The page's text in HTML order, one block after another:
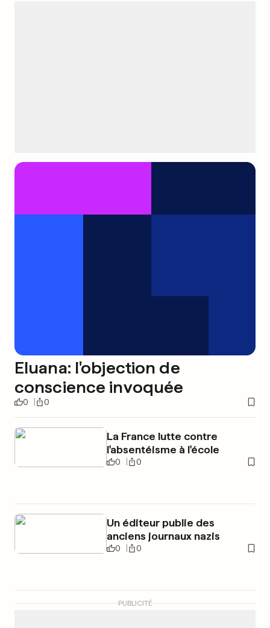
Eluana: l'objection de
conscience invoquée
0 0
La France lutte contre
l'absentéisme à l'école
0 0
Un éditeur publie des
anciens journaux nazis
0 0
PUBLICITÉ